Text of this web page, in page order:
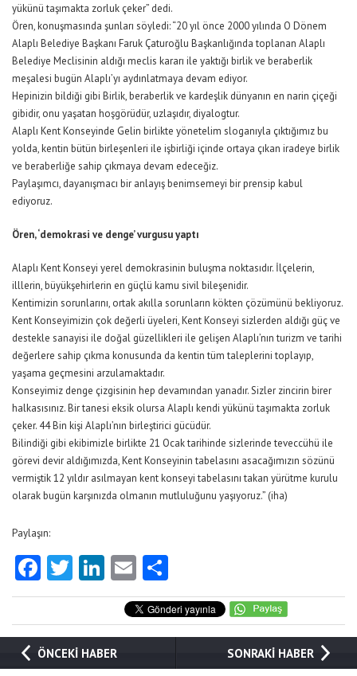
yükünü taşımakta zorluk çeker” dedi.
Ören, konuşmasında şunları söyledi: “20 yıl önce 2000 yılında O Dönem
Alaplı Belediye Başkanı Faruk Çaturoğlu Başkanlığında toplanan Alaplı
Belediye Meclisinin aldığı meclis kararı ile yaktığı birlik ve beraberlik
meşalesi bugün Alaplı’yı aydınlatmaya devam ediyor.
Hepinizin bildiği gibi Birlik, beraberlik ve kardeşlik dünyanın en narin çiçeği
gibidir, onu yaşatan hoşgörüdür, uzlaşıdır, diyalogtur.
Alaplı Kent Konseyinde Gelin birlikte yönetelim sloganıyla çıktığımız bu
yolda, kentin bütün birleşenleri ile işbirliği içinde ortaya çıkan iradeye birlik
ve beraberliğe sahip çıkmaya devam edeceğiz.
Paylaşımcı, dayanışmacı bir anlayış benimsemeyi bir prensip kabul
ediyoruz.
Ören, ‘demokrasi ve denge’ vurgusu yaptı
Alaplı Kent Konseyi yerel demokrasinin buluşma noktasıdır. İlçelerin,
illlerin, büyükşehirlerin en güçlü kamu sivil bileşenidir.
Kentimizin sorunlarını, ortak akılla sorunların kökten çözümünü bekliyoruz.
Kent Konseyimizin çok değerli üyeleri, Kent Konseyi sizlerden aldığı güç ve
destekle sanayisi ile doğal güzellikleri ile gelişen Alaplı’nın turizm ve tarihi
değerlere sahip çıkma konusunda da kentin tüm taleplerini toplayıp,
yaşama geçmesini arzulamaktadır.
Konseyimiz denge çizgisinin hep devamından yanadır. Sizler zincirin birer
halkasısınız. Bir tanesi eksik olursa Alaplı kendi yükünü taşımakta zorluk
çeker. 44 Bin kişi Alaplı’nın birleştirici gücüdür.
Bilindiği gibi ekibimizle birlikte 21 Ocak tarihinde sizlerinde teveccühü ile
görevi devir aldığımızda, Kent Konseyinin tabelasını asacağımızın sözünü
vermiştik 12 yıldır asılmayan kent konseyi tabelasını takan yürütme kurulu
olarak bugün karşınızda olmanın mutluluğunu yaşıyoruz.” (iha)
Paylaşın:
Facebook
Twitter
LinkedIn
Email
ÖNCEKİ HABER SONRAKİ HABER